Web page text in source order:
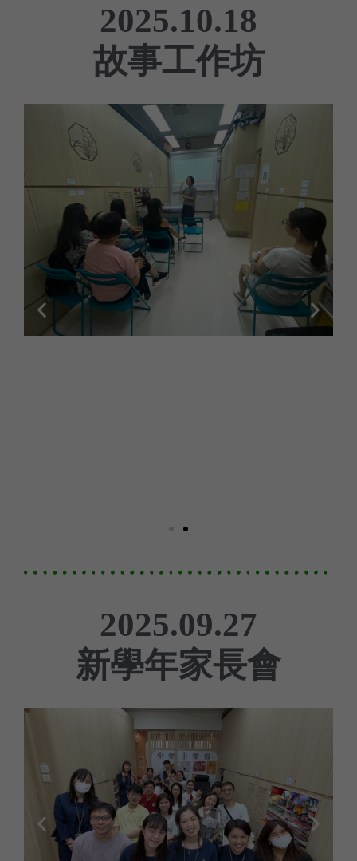
2025.10.18
故事工作坊
2025.09.27
新學年家長會